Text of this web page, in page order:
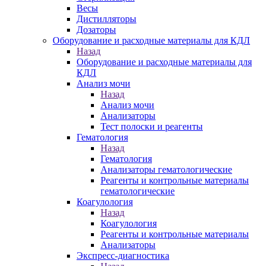
Весы
Дистилляторы
Дозаторы
Оборудование и расходные материалы для КДЛ
Назад
Оборудование и расходные материалы для
КДЛ
Анализ мочи
Назад
Анализ мочи
Анализаторы
Тест полоски и реагенты
Гематология
Назад
Гематология
Анализаторы гематологические
Реагенты и контрольные материалы
гематологические
Коагулология
Назад
Коагулология
Реагенты и контрольные материалы
Анализаторы
Экспресс-диагностика